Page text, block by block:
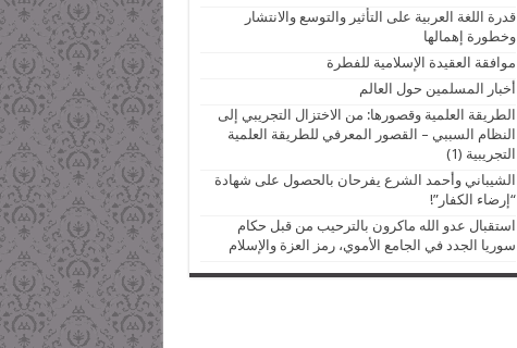
قدرة اللغة العربية على التأثير والتوسع والانتشار
وخطورة إهمالها
موافقة العقيدة الإسلامية للفطرة
أخبار المسلمين حول العالم
الطريقة العلمية وقصورها: من الاختزال التجريبي إلى
النظام السببي – القصور المعرفي للطريقة العلمية
التجريبية (1)
الشيباني وأحمد الشرع يفرحان بالحصول على شهادة
“إرضاء الكفار”!
استقبال عدو الله ماكرون بالترحيب من قبل حكام
سوريا الجدد في الجامع الأموي، رمز العزة والإسلام